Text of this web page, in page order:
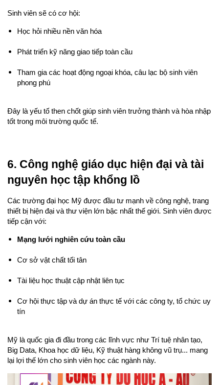
Sinh viên sẽ có cơ hội:
Học hỏi nhiều nền văn hóa
Phát triển kỹ năng giao tiếp toàn cầu
Tham gia các hoạt động ngoại khóa, câu lạc bộ sinh viên
phong phú
Đây là yếu tố then chốt giúp sinh viên trưởng thành và hòa nhập
tốt trong môi trường quốc tế.
6. Công nghệ giáo dục hiện đại và tài
nguyên học tập khổng lồ
Các trường đại học Mỹ được đầu tư mạnh về công nghệ, trang
thiết bị hiện đại và thư viện lớn bậc nhất thế giới. Sinh viên được
tiếp cận với:
Mạng lưới nghiên cứu toàn cầu
Cơ sở vật chất tối tân
Tài liệu học thuật cập nhật liên tục
Cơ hội thực tập và dự án thực tế với các công ty, tổ chức uy
tín
Mỹ là quốc gia đi đầu trong các lĩnh vực như Trí tuệ nhân tạo,
Big Data, Khoa học dữ liệu, Kỹ thuật hàng không vũ trụ... mang
lại lợi thế lớn cho sinh viên học các ngành này.